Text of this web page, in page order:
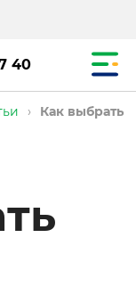
40
›
Как выбрать